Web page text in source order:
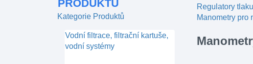
PRODUKTŮ
Kategorie Produktů
Vodní filtrace, filtrační kartuše,
vodní systémy
Regulatory
Manometry pro